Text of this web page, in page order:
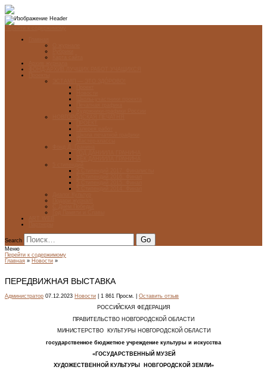
Search
Меню
Перейти к содержимому
Главная » Новости »
ПЕРЕДВИЖНАЯ ВЫСТАВКА
Администратор 07.12.2023 Новости | 1 861 Просм. | Оставить отзыв
РОССИЙСКАЯ ФЕДЕРАЦИЯ
ПРАВИТЕЛЬСТВО НОВГОРОДСКОЙ ОБЛАСТИ
МИНИСТЕРСТВО КУЛЬТУРЫ НОВГОРОДСКОЙ ОБЛАСТИ
государственное бюджетное учреждение культуры и искусства
«ГОСУДАРСТВЕННЫЙ МУЗЕЙ
ХУДОЖЕСТВЕННОЙ КУЛЬТУРЫ НОВГОРОДСКОЙ ЗЕМЛИ»